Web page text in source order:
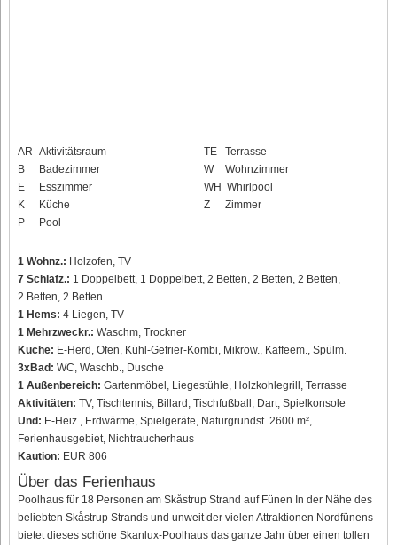
AR Aktivitätsraum
B
Badezimmer
E
Esszimmer
K
Küche
P
Pool
TE
Terrasse
W
Wohnzimmer
WH Whirlpool
Z
Zimmer
1 Wohnz.: Holzofen, TV
7 Schlafz.: 1 Doppelbett, 1 Doppelbett, 2 Betten, 2 Betten, 2 Betten,
2 Betten, 2 Betten
1 Hems: 4 Liegen, TV
1 Mehrzweckr.: Waschm, Trockner
Küche: E-Herd, Ofen, Kühl-Gefrier-Kombi, Mikrow., Kaffeem., Spülm.
3xBad: WC, Waschb., Dusche
1 Außenbereich: Gartenmöbel, Liegestühle, Holzkohlegrill, Terrasse
Aktivitäten: TV, Tischtennis, Billard, Tischfußball, Dart, Spielkonsole
Und: E-Heiz., Erdwärme, Spielgeräte, Naturgrundst. 2600 m²,
Ferienhausgebiet, Nichtraucherhaus
Kaution: EUR 806
Über das Ferienhaus
Poolhaus für 18 Personen am Skåstrup Strand auf Fünen In der Nähe des
beliebten Skåstrup Strands und unweit der vielen Attraktionen Nordfünens
bietet dieses schöne Skanlux-Poolhaus das ganze Jahr über einen tollen